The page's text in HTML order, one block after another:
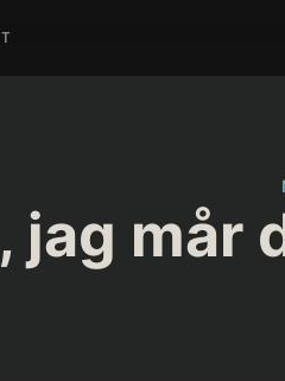
jag mår